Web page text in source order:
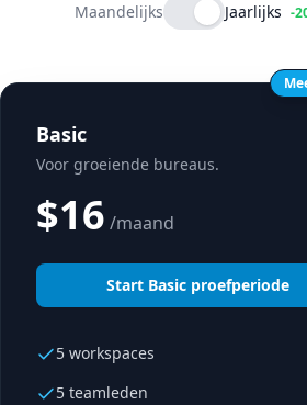
Maandelijks Jaarlijks -
Basic
Voor groeiende bureaus.
$16 /maand
Start Basic proefperiode
5 workspaces
5 teamleden